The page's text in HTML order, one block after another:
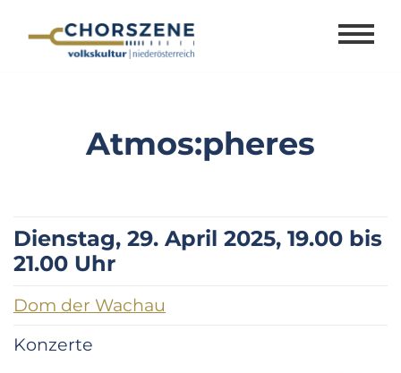
Atmos:pheres
Dienstag, 29. April 2025, 19.00 bis
21.00 Uhr
Dom der Wachau
Konzerte